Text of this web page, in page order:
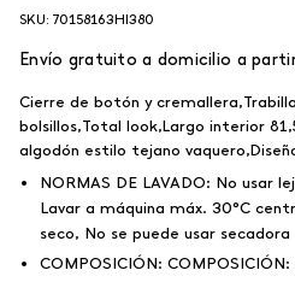
SKU: 70158163HI380
Envío gratuito a domicilio a
Cierre de botón y
bolsillos,Total look,Largo interior
algodón estilo tejano
NORMAS DE LAVADO: No usar
Lavar a máquina máx. 30°C
seco, No se puede usar secadora
COMPOSICIÓN: COMPOSICIÓN: